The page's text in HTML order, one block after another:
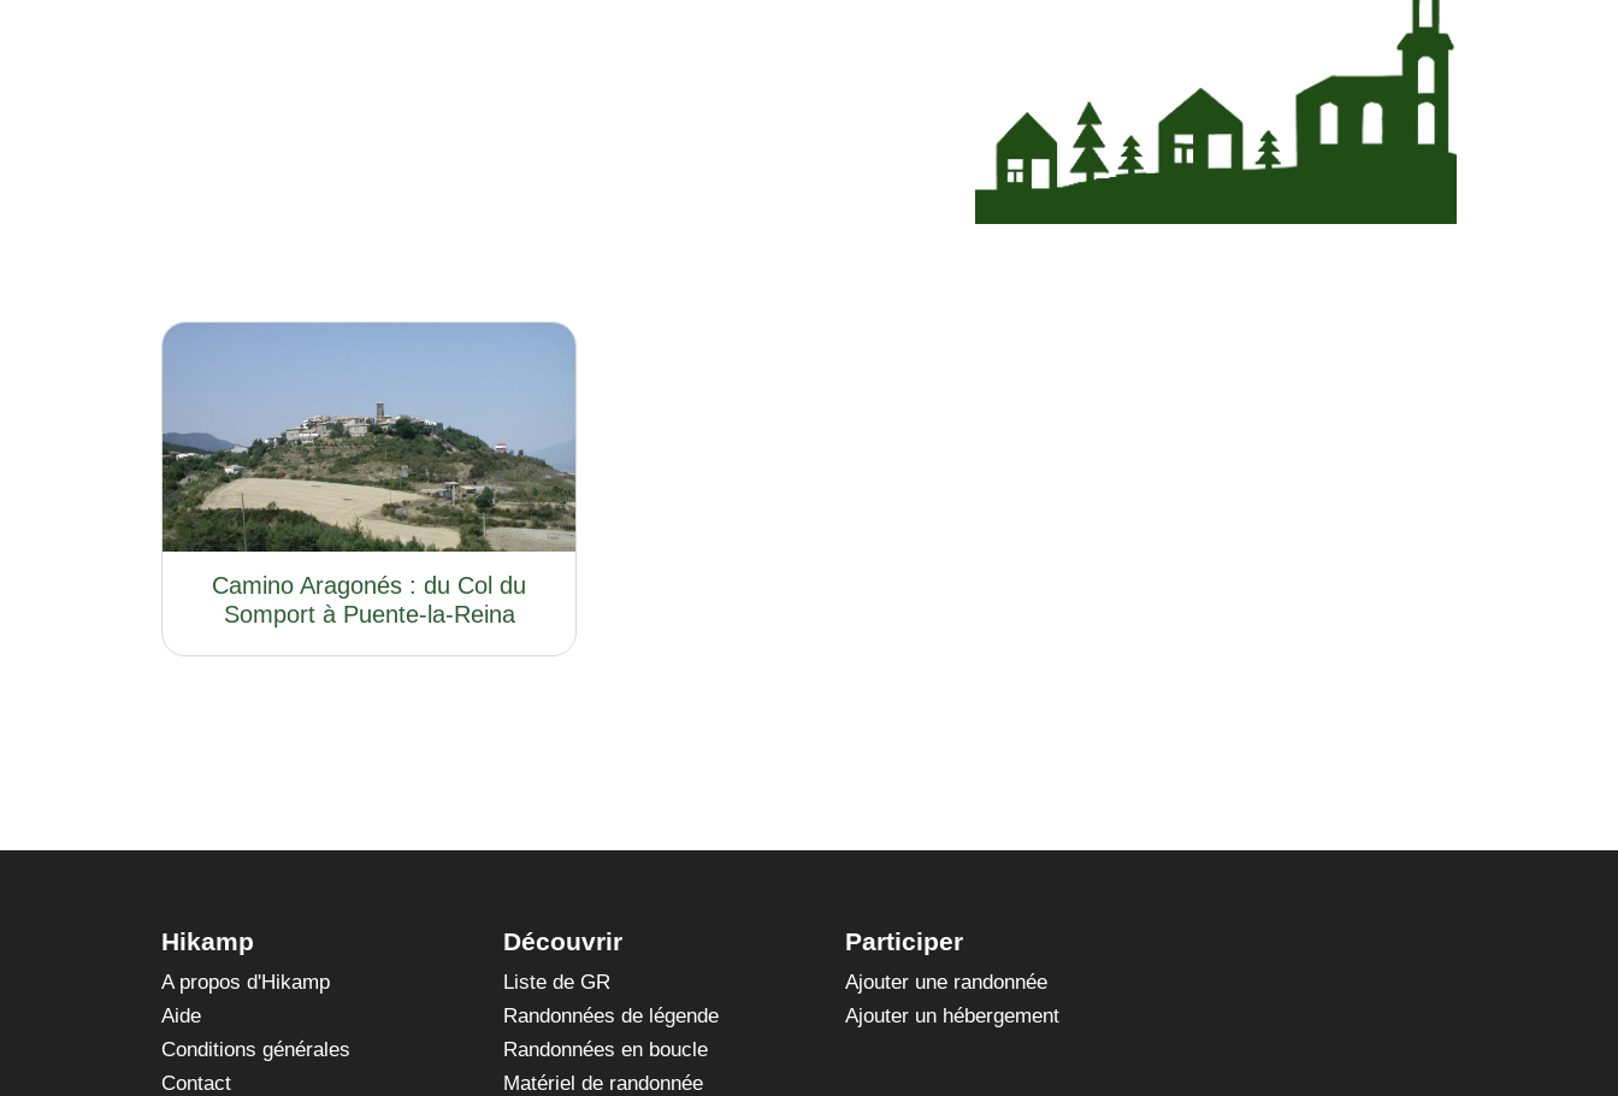
Camino Aragonés : du Col du
Somport à Puente-la-Reina
Hikamp
A propos d'Hikamp
Aide
Conditions générales
Contact
Découvrir
Liste de GR
Randonnées de légende
Randonnées en boucle
Matériel de randonnée
Participer
Ajouter une randonnée
Ajouter un hébergement